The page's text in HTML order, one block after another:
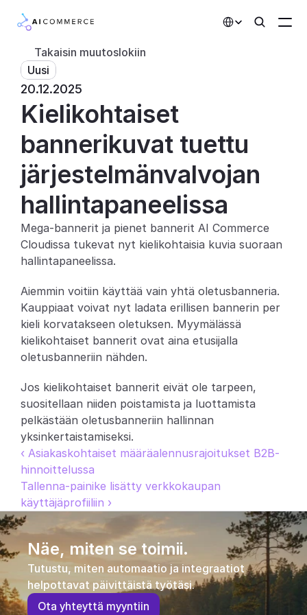
Asiakkaat
AI-toiminnot
Kumppanit
Hinnoittelu
Kehittäjille
Integraatiot
Partners
Asiakkaat
Tekoälyominaisuudet
Muutosloki
Tuki
Kehittäjille
Tietoa
Select Language
Varaa de
Takaisin muutoslokiin
Uusi
20.12.2025
Kielikohtaiset
bannerikuvat tuettu
järjestelmänvalvojan
hallintapaneelissa
Mega-bannerit ja pienet bannerit AI Commerce
Cloudissa tukevat nyt kielikohtaisia kuvia suoraan
hallintapaneelissa.
Aiemmin voitiin käyttää vain yhtä oletusbanneria.
Kauppiaat voivat nyt ladata erillisen bannerin per
kieli korvatakseen oletuksen. Myymälässä
kielikohtaiset bannerit ovat aina etusijalla
oletusbanneriin nähden.
Jos kielikohtaiset bannerit eivät ole tarpeen,
suositellaan niiden poistamista ja luottamista
pelkästään oletusbanneriin hallinnan
yksinkertaistamiseksi.
‹ Asiakaskohtaiset määräalennusrajoitukset B2B-
hinnoittelussa
Tallenna-painike lisätty verkkokaupan
käyttäjäprofiiliin ›
Näe, miten se toimii.
Tutustu, miten automaatio ja integraatiot
helpottavat päivittäistä työtäsi.
Ota yhteyttä myyntiin